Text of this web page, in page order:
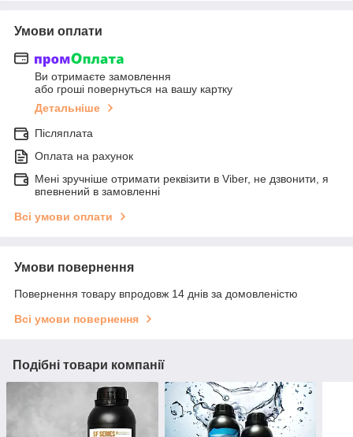
Умови оплати
Ви отримаєте замовлення
або гроші повернуться на вашу картку
Детальніше
Післяплата
Оплата на рахунок
Мені зручніше отримати реквізити в Viber, не дзвонити, я
впевнений в замовленні
Всі умови оплати
Умови повернення
Повернення товару впродовж 14 днів за домовленістю
Всі умови повернення
Подібні товари компанії